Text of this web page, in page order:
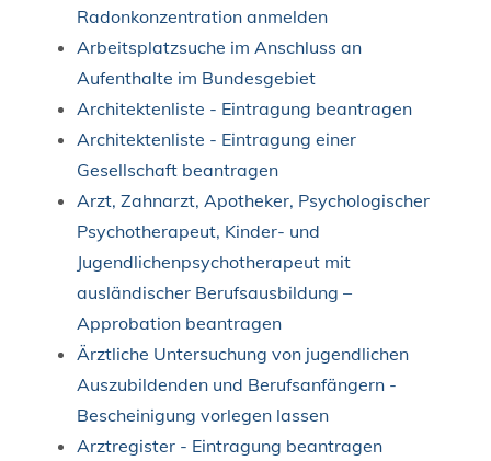
Radonkonzentration anmelden
Arbeitsplatzsuche im Anschluss an
Aufenthalte im Bundesgebiet
Architektenliste - Eintragung beantragen
Architektenliste - Eintragung einer
Gesellschaft beantragen
Arzt, Zahnarzt, Apotheker, Psychologischer
Psychotherapeut, Kinder- und
Jugendlichenpsychotherapeut mit
ausländischer Berufsausbildung –
Approbation beantragen
Ärztliche Untersuchung von jugendlichen
Auszubildenden und Berufsanfängern -
Bescheinigung vorlegen lassen
Arztregister - Eintragung beantragen